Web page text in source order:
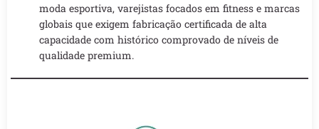
moda esportiva, varejistas focados em fitness e marcas
globais que exigem fabricação certificada de alta
capacidade com histórico comprovado de níveis de
qualidade premium.